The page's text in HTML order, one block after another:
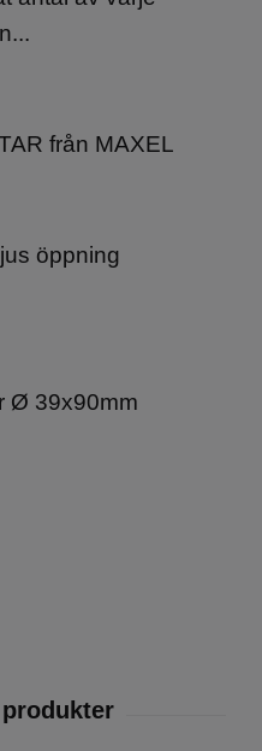
från MAXEL
öppning
Ø 39x90mm